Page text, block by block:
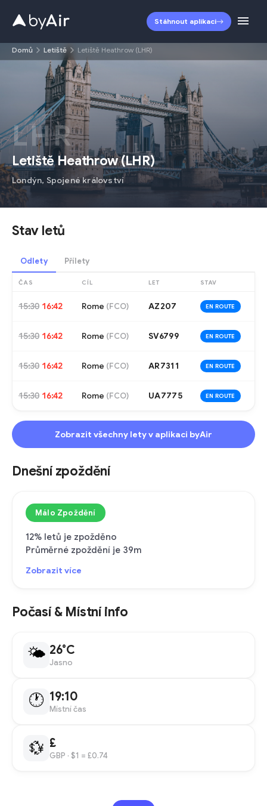
Stáhnout aplikaci
Domů Letiště Letiště Heathrow (LHR)
LHR
Letiště Heathrow(LHR)
Londýn, Spojené království
Stav letů
Odlety Přílety
ČAS CÍL LET STAV
15:30 16:42 Rome (FCO) AZ207 EN ROUTE
15:30 16:42 Rome (FCO) SV6799 EN ROUTE
15:30 16:42 Rome (FCO) AR7311 EN ROUTE
15:30 16:42 Rome (FCO) UA7775 EN ROUTE
Zobrazit všechny lety v aplikaci byAir
Dnešní zpoždění
Málo Zpoždění
12% letů je zpožděno
Průměrné zpoždění je 39m
Zobrazit více
Počasí & Místní info
🌤 26°C
Jasno
🕐 19:10
Místní čas
💱 £
GBP · $1 = £0.74